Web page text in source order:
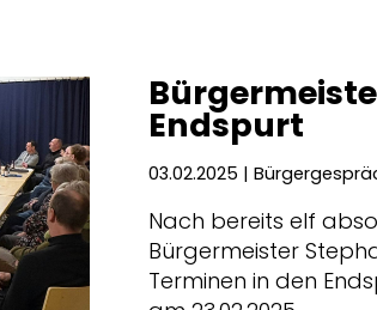
Endspurt
03.02.2025 |
Nach bereits elf
Bürgermeister
Terminen in den